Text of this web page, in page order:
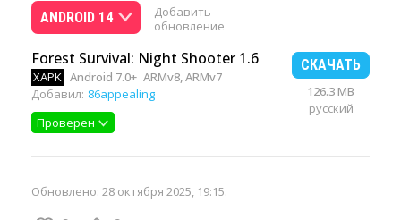
ANDROID 14
Добавить
обновление
Forest Survival: Night Shooter 1.6
XAPK Android 7.0+ ARMv8, ARMv7
Добавил: 86appealing
Проверен
СКАЧАТЬ
126.3 MB
русский
Обновлено: 28 октября 2025, 19:15.